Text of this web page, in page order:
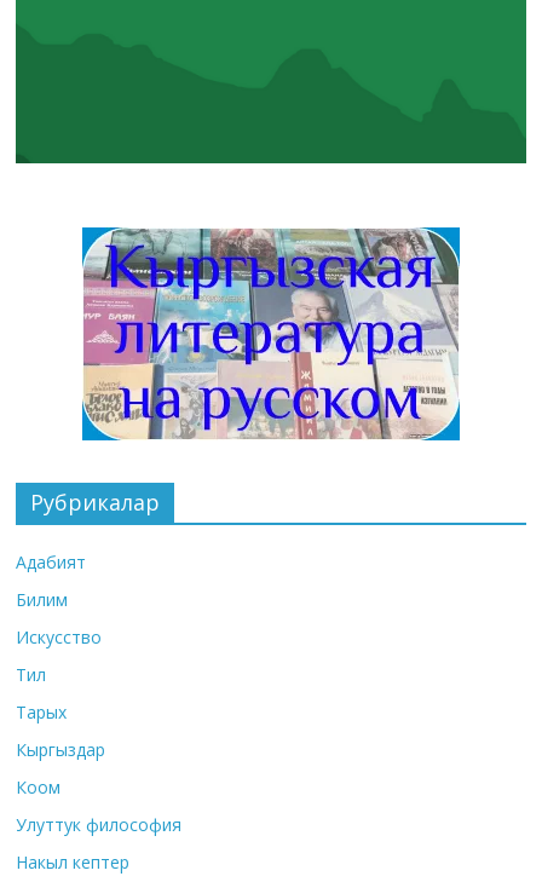
Рубрикалар
Адабият
Билим
Искусство
Тил
Тарых
Кыргыздар
Коом
Улуттук философия
Накыл кептер